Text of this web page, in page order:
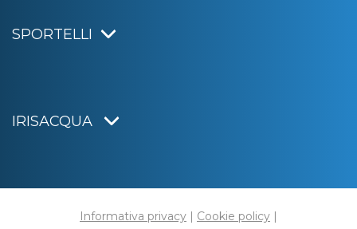
SPORTELLI
IRISACQUA
Informativa privacy | Cookie policy |